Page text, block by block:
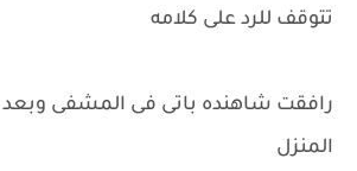
تتوقف للرد على كلامه
رافقت شاهنده باتى فى المشفى
المنزل